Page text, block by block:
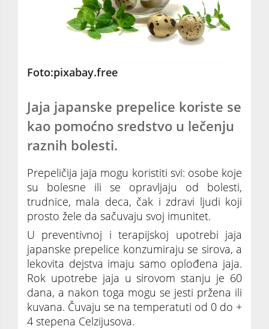
Foto:pixabay.free
Jaja japanske prepelice koriste se
kao pomoćno sredstvo u lečenju
raznih bolesti.
Prepeličija jaja mogu koristiti svi: osobe koje
su bolesne ili se opravljaju od bolesti,
trudnice, mala deca, čak i zdravi ljudi koji
prosto žele da sačuvaju svoj imunitet.
U preventivnoj i terapijskoj upotrebi jaja
japanske prepelice konzumiraju se sirova, a
lekovita dejstva imaju samo oplođena jaja.
Rok upotrebe jaja u sirovom stanju je 60
dana, a nakon toga mogu se jesti pržena ili
kuvana. Čuvaju se na temperatuti od 0 do +
4 stepena Celzijusova.